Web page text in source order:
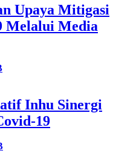
Upaya Mitigasi
Melalui Media
Inhu Sinergi
19